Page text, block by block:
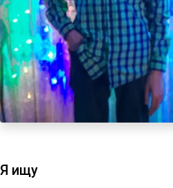
Я ищу